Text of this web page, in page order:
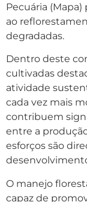
Pecuária
ao
degradadas.
Dentro deste
cultivadas
atividade
cada vez mais
contribuem
entre a
esforços são
O manejo
capaz de